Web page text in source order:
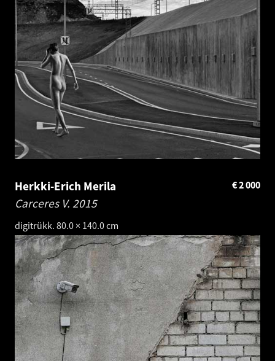
Herkki-Erich Merila
Carceres V. 2015
digitrükk. 80.0 × 140.0 cm
2 000
€